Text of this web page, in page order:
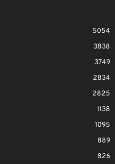
5054
3838
3749
2834
2825
1138
1095
889
826